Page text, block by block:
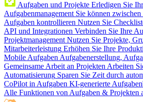
Aufgaben und Projekte Erledigen Sie
Aufgabenmanagement Sie können
Aufgaben kontrollieren Nutzen Sie
API und Integrationen Verbinden Sie Ihre
Projektmanagement Nutzen Sie Projekte,
Mitarbeiterleistung Erhöhen Sie Ihre
Mobile Aufgaben Aufgabenerstellung,
Gemeinsame Arbeit an Projekten Arbeiten
Automatisierung Sparen Sie Zeit durch
CoPilot in Aufgaben KI-generierte
Alle Funktionen von Aufgaben & Projekten